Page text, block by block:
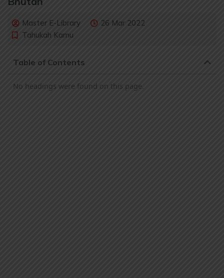
Master E-Library
26 Mar 2022
Tahukah Kamu
Table of Contents
No headings were found on this page.